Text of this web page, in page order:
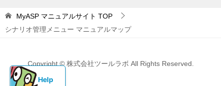
MyASP マニュアルサイト TOP
シナリオ管理メニュー マニュアルマップ
Copyright © 株式会社ツールラボ All Rights Reserved.